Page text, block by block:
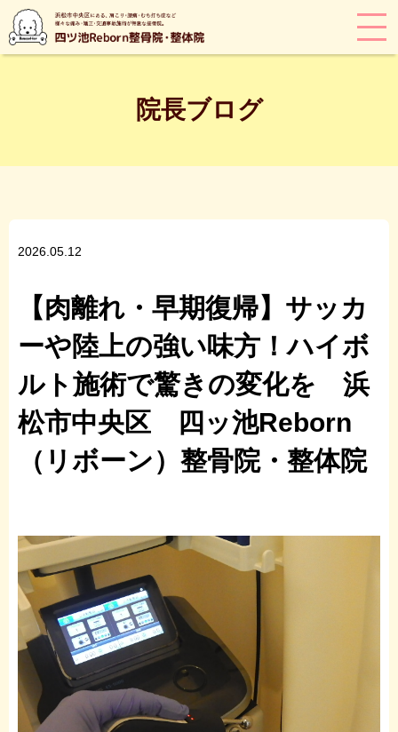
院長ブログ
2026.05.12
【肉離れ・早期復帰】サッカ
ーや陸上の強い味方！ハイボ
ルト施術で驚きの変化を 浜
松市中央区 四ッ池Reborn
（リボーン）整骨院・整体院